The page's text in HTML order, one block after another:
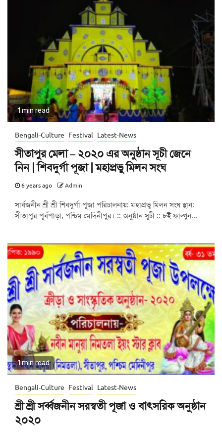
1 min read
Bengali-Culture Festival Latest-News
সীতাপুর মেলা – ২০২০ এর অনুষ্ঠান সূচী জেনে
নিন | শিবদুর্গা পূজা | মহাপ্রভু মিলন সংঘ
6 years ago Admin
সার্বজনীন শ্রী শ্রী শিবদুর্গা পূজা পরিচালনায়: মহাপ্রভু মিলন সংঘ স্থান:
সীতাপুর পূর্বপাড়া, পশ্চিম মেদিনীপুর। :: অনুষ্ঠান সূচী :: ৮ই ফাল্গুন...
1 min read
Bengali-Culture Festival Latest-News
শ্রী শ্রী সর্ব্বজনীন সরস্বতী পূজা ও বাৎসরিক অনুষ্ঠান
২০২০